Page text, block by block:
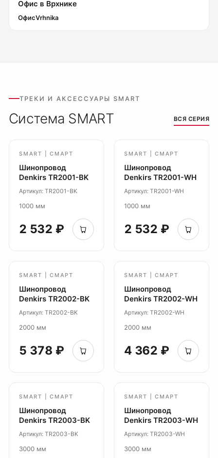
Офис в Врхнике
ОфисVrhnika
ТРЕКИ И АКСЕССУАРЫ SMART
Система SMART ВСЯ СЕРИЯ
SMART | СМАРТ
Шинопровод
Denkirs TR2001-BK
Артикул: TR2001-BK
1000 мм
2 532 ₽
SMART | СМАРТ
Шинопровод
Denkirs TR2001-WH
Артикул: TR2001-WH
1000 мм
2 532 ₽
SMART | СМАРТ
Шинопровод
Denkirs TR2002-BK
Артикул: TR2002-BK
2000 мм
5 378 ₽
SMART | СМАРТ
Шинопровод
Denkirs TR2002-WH
Артикул: TR2002-WH
2000 мм
4 362 ₽
SMART | СМАРТ
Шинопровод
Denkirs TR2003-BK
Артикул: TR2003-BK
3000 мм
SMART | СМАРТ
Шинопровод
Denkirs TR2003-WH
Артикул: TR2003-WH
3000 мм
Точечные светильники
Управление освещением
О нас
Новости
купить?
Система Solid
Система Shine
Светильники Orbit
Светильники Inviz